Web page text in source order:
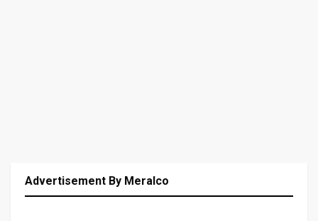
Advertisement By Meralco